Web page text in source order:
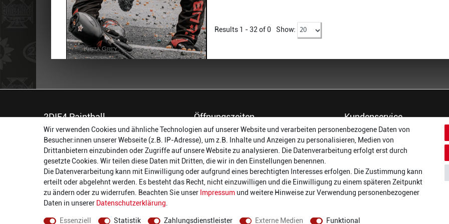
Results 1 - 32 of0 Show:
2DIE4 Paintball
56457 Westerburg
Reinhold-Ferger-Straße 26
order@2die4-sports.com
0 26 63/ 9 68 69 37
Öffnungszeiten
Montag:
14:00 - 17:00 Uhr
Dienstag:
14:00 - 17:00 Uhr
Mittwoch:
14:00 - 17:00 Uhr
Donnerstag:
14:00 - 17:00 Uhr
Freitag:
14:00 - 19:00 Uhr
Samstag:
10:00 - 17:00 Uhr
Kundenservice
Dein Konto
Häufigste Fragen (FAQ)
Größentabellen
Kundenmeinungen
Batterieverordnung
Versand und Zahlarten
Wir verwenden Cookies und ähnliche Technologien auf unserer Website und verarbeiten personenbezogene Daten von
Besucher:innen unserer Webseite (z.B. IP-Adresse), um z.B. Inhalte und Anzeigen zu personalisieren, Medien von
Drittanbietern einzubinden oder Zugriffe auf unsere Website zu analysieren. Die Datenverarbeitung erfolgt erst durch
gesetzte Cookies. Wir teilen diese Daten mit Dritten, die wir in den Einstellungen benennen.
Die Datenverarbeitung kann mit Einwilligung oder aufgrund eines berechtigten Interesses erfolgen. Die Zustimmung kann
erteilt oder abgelehnt werden. Es besteht das Recht, nicht einzuwilligen und die Einwilligung zu einem späteren Zeitpunkt
zu ändern oder zu widerrufen. Beachten Sie unser Impressum und weitere Hinweise zur Verwendung personenbezogener
Daten in unserer Daten­schutz­erklärung
Essenziell Statistik Zahlungsdienstleister Externe Medien Funktional